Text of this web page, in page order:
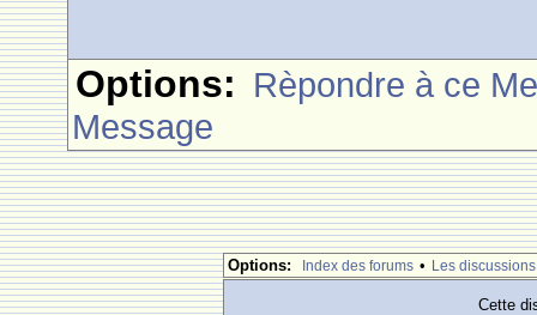
Options: Rèpondre à ce
Message
Options: Index des forums • Les discussions
Cette